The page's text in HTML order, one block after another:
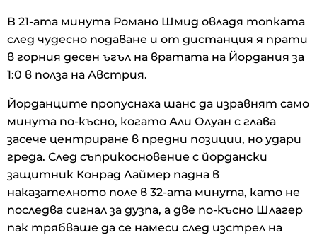
В 21-ата минута Романо Шмид овладя топката
след чудесно подаване и от дистанция я прати
в горния десен ъгъл на вратата на Йордания за
1:0 в полза на Австрия.
Йорданците пропуснаха шанс да изравнят само
минута по-късно, когато Али Олуан с глава
засече центриране в предни позиции, но удари
греда. След съприкосновение с йордански
защитник Конрад Лаймер падна в
наказателното поле в 32-ата минута, като не
последва сигнал за дузпа, а две по-късно Шлагер
пак трябваше да се намеси след изстрел на